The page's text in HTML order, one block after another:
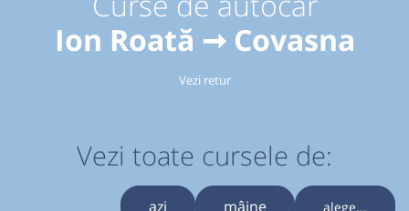
Ion Roată ➞ Covasna
Vezi retur
Vezi toate cursele de:
azi mâine alege...